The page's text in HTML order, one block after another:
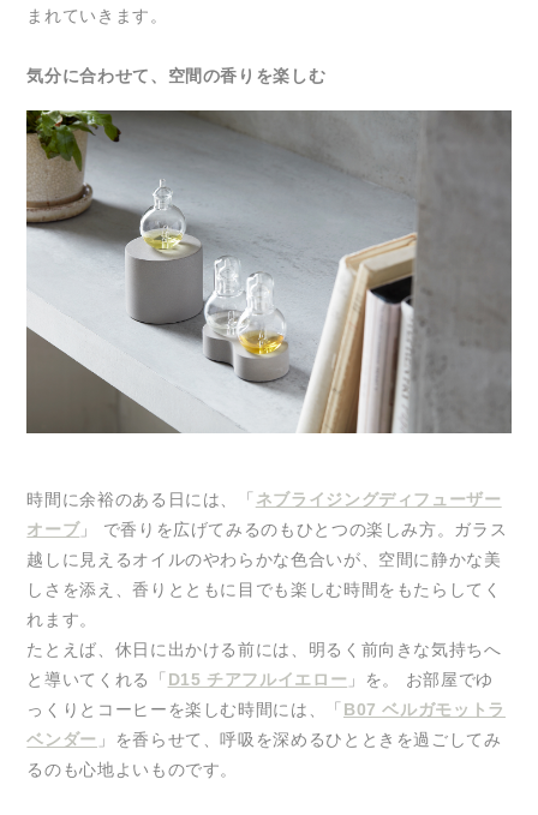
まれていきます。
気分に合わせて、空間の香りを楽しむ
時間に余裕のある日には、「 ネブライジングディフューザー
オーブ」 で香りを広げてみるのもひとつの楽しみ方。ガラス
越しに見えるオイルのやわらかな色合いが、空間に静かな美
しさを添え、香りとともに目でも楽しむ時間をもたらしてく
れます。
たとえば、休日に出かける前には、明るく前向きな気持ちへ
と導いてくれる「 D15 チアフルイエロー 」を。 お部屋でゆ
っくりとコーヒーを楽しむ時間には、「 B07 ベルガモットラ
ベンダー 」を香らせて、呼吸を深めるひとときを過ごしてみ
るのも心地よいものです。